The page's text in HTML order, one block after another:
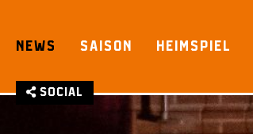
content
Social
NEWS SAISON HEIMSPIEL